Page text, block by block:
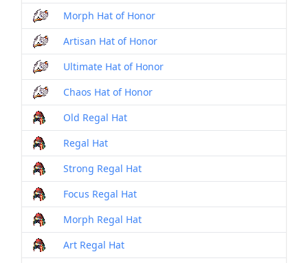
Morph Hat of Honor
Artisan Hat of Honor
Ultimate Hat of Honor
Chaos Hat of Honor
Old Regal Hat
Regal Hat
Strong Regal Hat
Focus Regal Hat
Morph Regal Hat
Art Regal Hat